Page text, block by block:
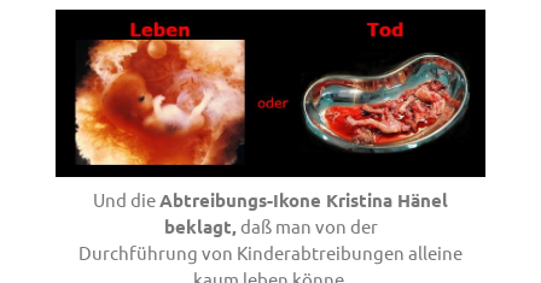
Und dieAbtreibungs-Ikone Kristina Hänel
beklagt,daß man von der
Durchführung von Kinderabtreibungen alleine